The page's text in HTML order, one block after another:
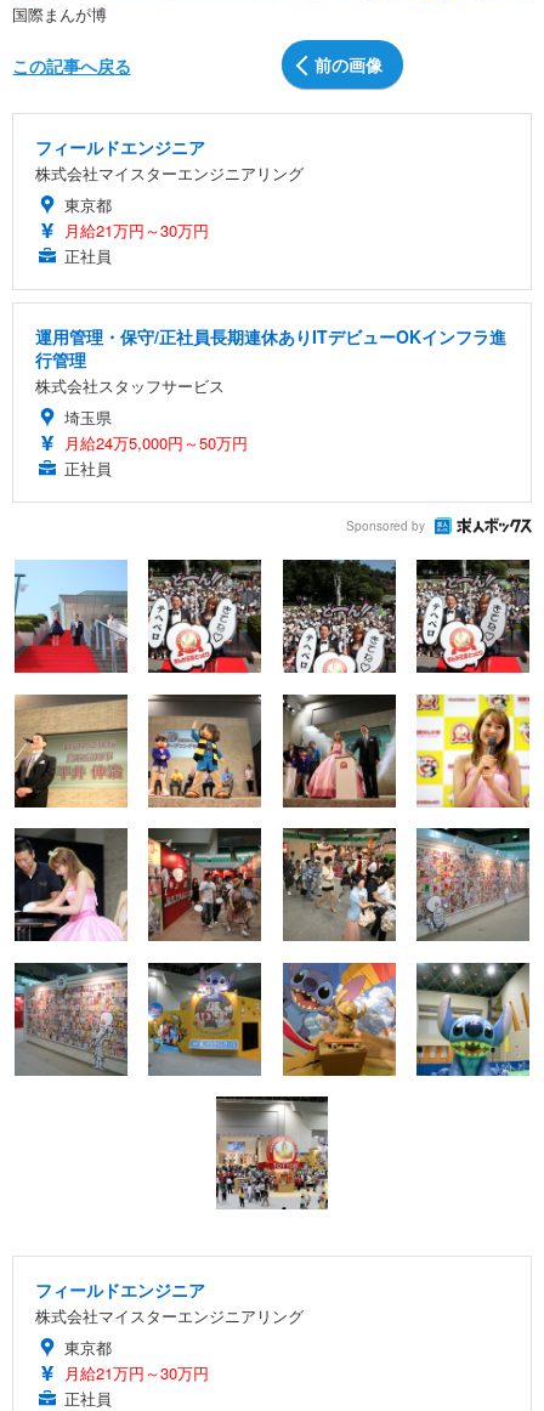
国際まんが博
前の画像
この記事へ戻る
フィールドエンジニア
株式会社マイスターエンジニアリング
東京都
月給21万円～30万円
正社員
運用管理・保守/正社員長期連休ありITデビューOKインフラ進
行管理
株式会社スタッフサービス
埼玉県
月給24万5,000円～50万円
正社員
Sponsored by
フィールドエンジニア
株式会社マイスターエンジニアリング
東京都
月給21万円～30万円
正社員